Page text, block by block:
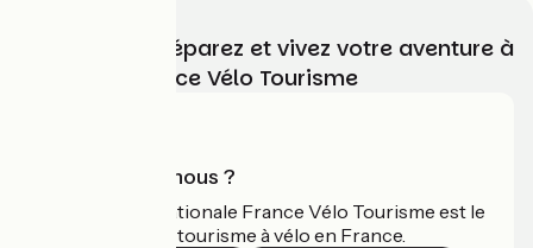
Choisissez, préparez et vivez votre aventure à
vélo avec France Vélo Tourisme
Qui sommes-nous ?
L'association nationale France Vélo Tourisme est le
guide officiel du tourisme à vélo en France.